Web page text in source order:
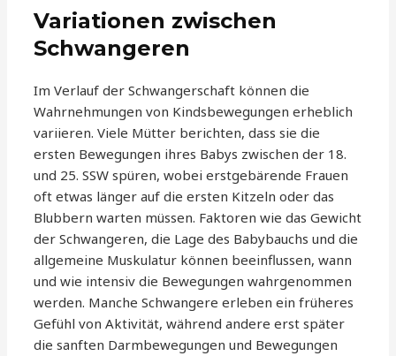
Variationen zwischen
Schwangeren
Im Verlauf der Schwangerschaft können die
Wahrnehmungen von Kindsbewegungen erheblich
variieren. Viele Mütter berichten, dass sie die
ersten Bewegungen ihres Babys zwischen der 18.
und 25. SSW spüren, wobei erstgebärende Frauen
oft etwas länger auf die ersten Kitzeln oder das
Blubbern warten müssen. Faktoren wie das Gewicht
der Schwangeren, die Lage des Babybauchs und die
allgemeine Muskulatur können beeinflussen, wann
und wie intensiv die Bewegungen wahrgenommen
werden. Manche Schwangere erleben ein früheres
Gefühl von Aktivität, während andere erst später
die sanften Darmbewegungen und Bewegungen